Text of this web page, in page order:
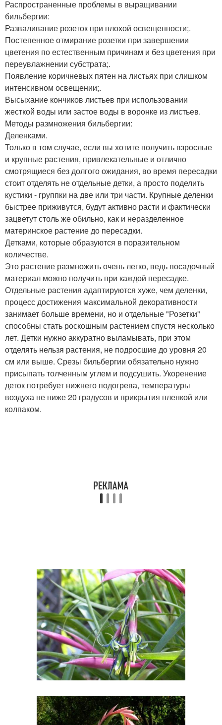
Распространенные проблемы в выращивании
бильбергии:
Разваливание розеток при плохой освещенности;.
Постепенное отмирание розетки при завершении
цветения по естественным причинам и без цветения при
переувлажнении субстрата;.
Появление коричневых пятен на листьях при слишком
интенсивном освещении;.
Высыхание кончиков листьев при использовании
жесткой воды или застое воды в воронке из листьев.
Методы размножения бильбергии:
Деленками.
Только в том случае, если вы хотите получить взрослые
и крупные растения, привлекательные и отлично
смотрящиеся без долгого ожидания, во время пересадки
стоит отделять не отдельные детки, а просто поделить
кустики - группки на две или три части. Крупные деленки
быстрее приживутся, будут активно расти и фактически
зацветут столь же обильно, как и неразделенное
материнское растение до пересадки.
Детками, которые образуются в поразительном
количестве.
Это растение размножить очень легко, ведь посадочный
материал можно получить при каждой пересадке.
Отдельные растения адаптируются хуже, чем деленки,
процесс достижения максимальной декоративности
занимает больше времени, но и отдельные "Розетки"
способны стать роскошным растением спустя несколько
лет. Детки нужно аккуратно выламывать, при этом
отделять нельзя растения, не подросшие до уровня 20
см или выше. Срезы бильбергии обязательно нужно
присыпать толченным углем и подсушить. Укоренение
деток потребует нижнего подогрева, температуры
воздуха не ниже 20 градусов и прикрытия пленкой или
колпаком.